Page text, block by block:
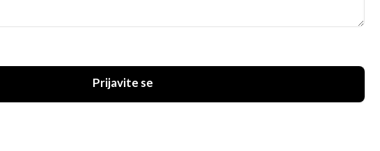
Prijavite se